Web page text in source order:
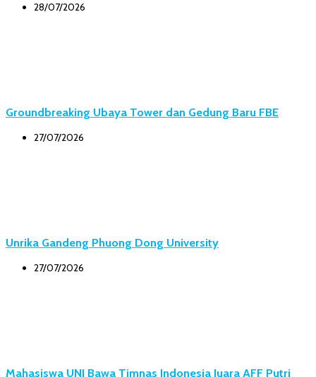
28/07/2026
Groundbreaking Ubaya Tower dan Gedung Baru FBE
27/07/2026
Unrika Gandeng Phuong Dong University
27/07/2026
Mahasiswa UNJ Bawa Timnas Indonesia Juara AFF Putri